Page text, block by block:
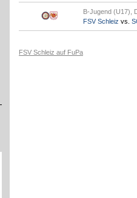
B-Jugend (U17),
FSV Schleiz vs.
FSV Schleiz auf FuPa